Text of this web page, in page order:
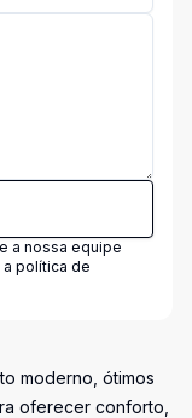
a nossa equipe
política de
moderno, ótimos
oferecer conforto,